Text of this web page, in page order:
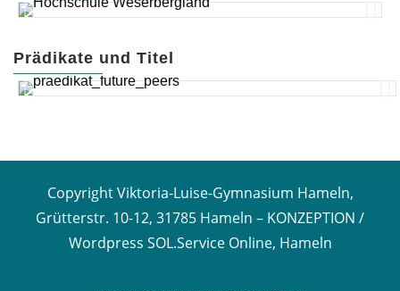
Prädikate und Titel
Copyright Viktoria-Luise-Gymnasium Hameln,
Grütterstr. 10-12, 31785 Hameln – KONZEPTION /
Wordpress SOL.Service Online, Hameln